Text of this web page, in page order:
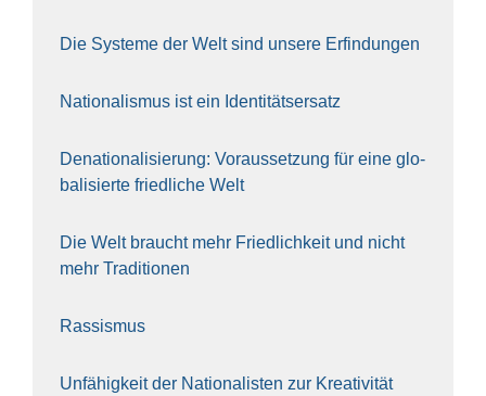
Die Sys­te­me der Welt sind unse­re Erfin­dun­gen
Natio­na­lis­mus ist ein Iden­ti­täts­er­satz
Dena­tio­na­li­sie­rung: Vor­aus­set­zung für eine glo­
ba­li­sier­te fried­li­che Welt
Die Welt braucht mehr Fried­lich­keit und nicht
mehr Tra­di­tio­nen
Ras­sis­mus
Unfä­hig­keit der Natio­na­lis­ten zur Krea­ti­vi­tät